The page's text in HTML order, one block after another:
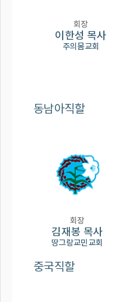
회장
이한성 목사
주의몸교회
동남아직할
회장
김재봉 목사
땅그랑교민교회
중국직할